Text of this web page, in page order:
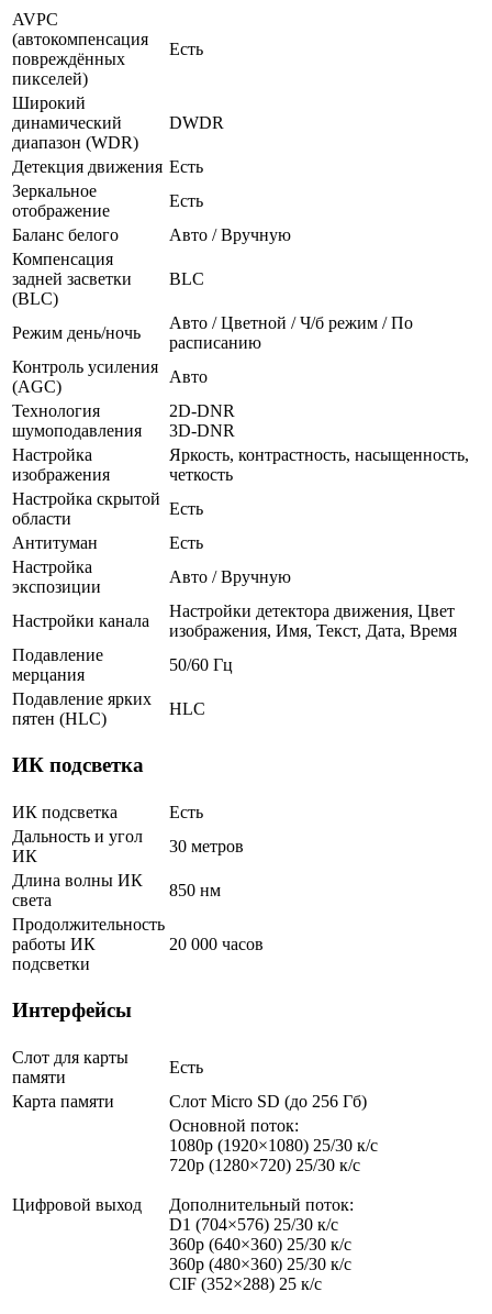
AVPC
(автокомпенсация
повреждённых
пикселей)
Есть
Широкий
динамический
диапазон (WDR)
DWDR
Детекция движения Есть
Зеркальное
отображение
Есть
Баланс белого
Авто / Вручную
Компенсация
задней засветки
(BLC)
BLC
Режим день/ночь
Авто / Цветной / Ч/б режим / По
расписанию
Контроль усиления
(AGC)
Авто
Технология
шумоподавления
2D-DNR
3D-DNR
Настройка
изображения
Яркость, контрастность, насыщенность,
четкость
Настройка скрытой
области
Есть
Антитуман
Есть
Настройка
экспозиции
Авто / Вручную
Настройки канала
Настройки детектора движения, Цвет
изображения, Имя, Текст, Дата, Время
Подавление
мерцания
50/60 Гц
Подавление ярких
пятен (HLC)
HLC
ИК подсветка
ИК подсветка
Есть
Дальность и угол
ИК
30 метров
Длина волны ИК
света
850 нм
Продолжительность
работы ИК
подсветки
20 000 часов
Интерфейсы
Слот для карты
памяти
Есть
Карта памяти
Слот Micro SD (до 256 Гб)
Цифровой выход
Основной поток:
1080p (1920×1080) 25/30 к/с
720p (1280×720) 25/30 к/с
Дополнительный поток:
D1 (704×576) 25/30 к/с
360p (640×360) 25/30 к/с
360p (480×360) 25/30 к/с
CIF (352×288) 25 к/с